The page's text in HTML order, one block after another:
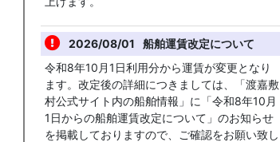
2026/08/01
船舶運賃改定について
令和8年10月1日利用分から運賃が変更となり
ます。改定後の詳細につきましては、「渡嘉敷
村公式サイト内の船舶情報」に「令和8年10月
1日からの船舶運賃改定について」のお知らせ
を掲載しておりますので、ご確認をお願い致し